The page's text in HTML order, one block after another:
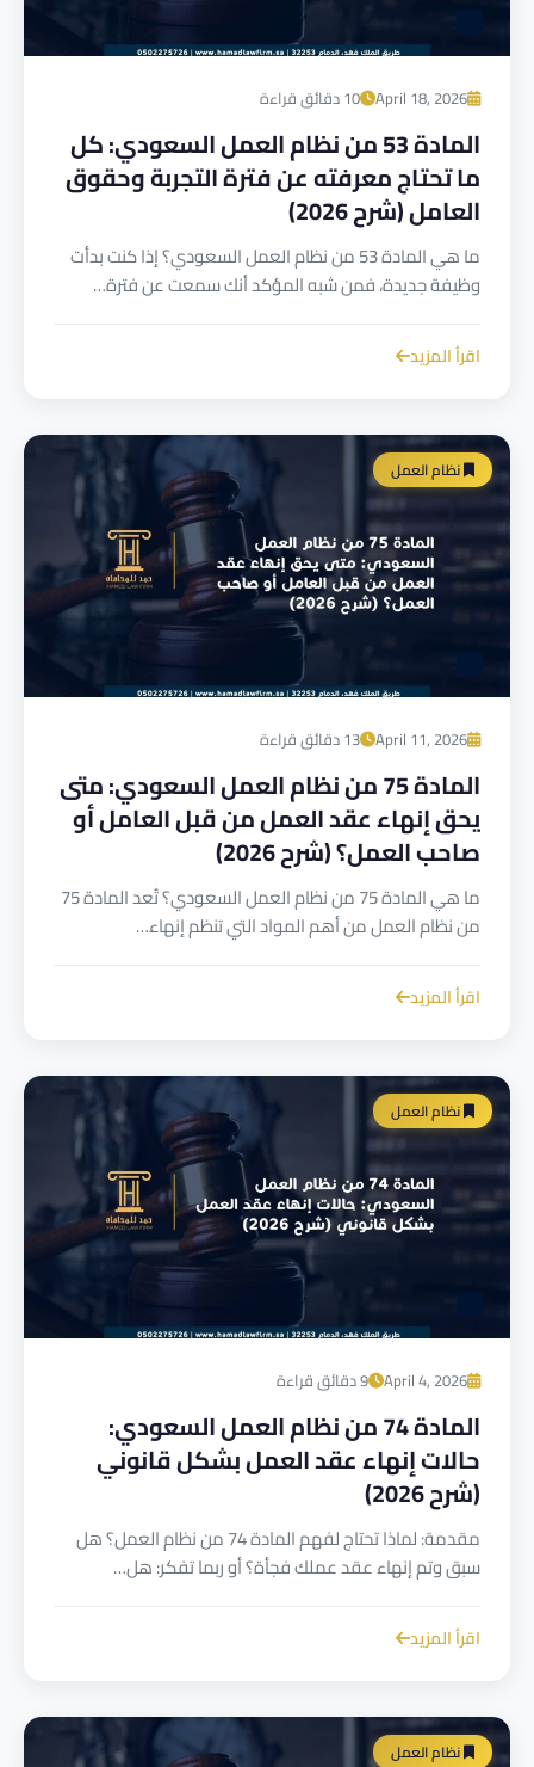
April 18, 2026 10 دقائق قراءة
المادة 53 من نظام العمل السعودي: كل
ما تحتاج معرفته عن فترة التجربة وحقوق
العامل (شرح 2026)
ما هي المادة 53 من نظام العمل السعودي؟ إذا كنت بدأت
وظيفة جديدة، فمن شبه المؤكد أنك سمعت عن فترة…
اقرأ المزيد
نظام العمل
April 11, 2026 13 دقائق قراءة
المادة 75 من نظام العمل السعودي: متى
يحق إنهاء عقد العمل من قبل العامل أو
صاحب العمل؟ (شرح 2026)
ما هي المادة 75 من نظام العمل السعودي؟ تُعد المادة 75
من نظام العمل من أهم المواد التي تنظم إنهاء…
اقرأ المزيد
نظام العمل
April 4, 2026 9 دقائق قراءة
المادة 74 من نظام العمل السعودي:
حالات إنهاء عقد العمل بشكل قانوني
(شرح 2026)
مقدمة: لماذا تحتاج لفهم المادة 74 من نظام العمل؟ هل
سبق وتم إنهاء عقد عملك فجأة؟ أو ربما تفكر: هل…
اقرأ المزيد
نظام العمل